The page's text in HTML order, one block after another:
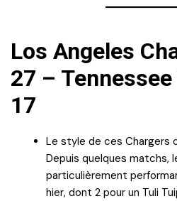
Los Angeles
27 –
17
Le style de ces Chargers
Depuis quelques matchs,
particulièrement
hier, dont 2 pour un Tuli